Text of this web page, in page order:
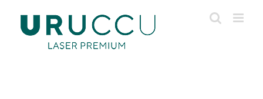
contenido